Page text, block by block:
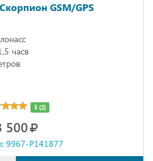
GSM/GPS
часв
5 (2)
500
9967-P141877